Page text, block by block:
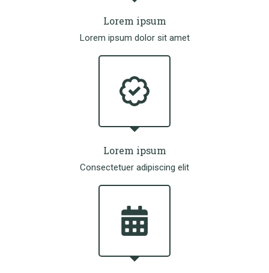
Lorem ipsum
Lorem ipsum dolor sit amet
Lorem ipsum
Consectetuer adipiscing elit